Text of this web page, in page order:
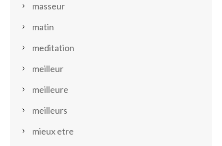
masseur
matin
meditation
meilleur
meilleure
meilleurs
mieux etre